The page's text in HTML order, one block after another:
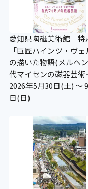
愛知県陶磁美術館 特
「巨匠ハインツ・ヴェ
の描いた物語(メルヘ
代マイセンの磁器芸術
2026年5月30日(土) ～
日(日)